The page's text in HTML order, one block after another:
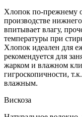
Хлопок по-прежнему
производстве
впитывает влагу,
температуры при
Хлопок идеален для
рекомендуется для
жарком и влажном
гигроскопичности,
влажным.
Вискоза